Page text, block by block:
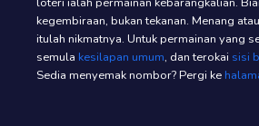
kegembiraan, bukan tekanan. Menang
itulah nikmatnya. Untuk permainan yang
semula kesilapan umum, dan terokai sisi
Sedia menyemak nombor? Pergi ke